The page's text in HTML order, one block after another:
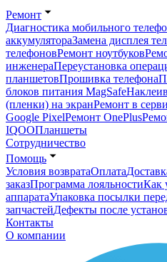
Ремонт
Диагностика мобильного
аккумулятораЗамена дисплея
телефоновРемонт ноутбуков
инженераПереустановка
планшетовПрошивка телефона
блоков питания MagSafe
(пленки) на экранРемонт в
Google PixelРемонт OnePlus
IQOOПланшеты
Сотрудничество
Помощь
Условия возвратаОплата
заказПрограмма лояльностиКак
аппаратаУпаковка посылки
запчастейДефекты после
Контакты
О компании